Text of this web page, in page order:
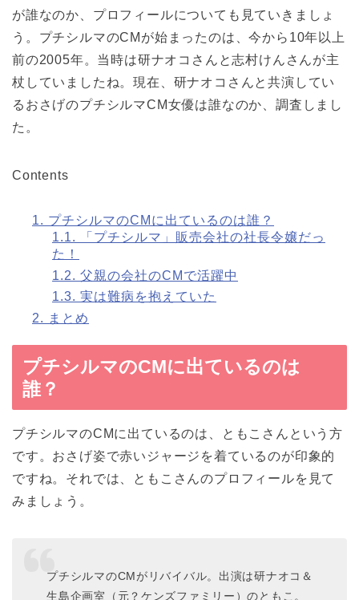
が誰なのか、プロフィールについても見ていきましょ
う。プチシルマのCMが始まったのは、今から10年以上
前の2005年。当時は研ナオコさんと志村けんさんが主
杖していましたね。現在、研ナオコさんと共演してい
るおさげのプチシルマCM女優は誰なのか、調査しまし
た。
Contents
1. プチシルマのCMに出ているのは誰？
1.1.
「プチシルマ」販売会社の社長令嬢だっ
た！
1.2. 父親の会社のCMで活躍中
1.3. 実は難病を抱えていた
2. まとめ
プチシルマのCMに出ているのは
誰？
プチシルマのCMに出ているのは、ともこさんという方
です。おさげ姿で赤いジャージを着ているのが印象的
ですね。それでは、ともこさんのプロフィールを見て
みましょう。
プチシルマのCMがリバイバル。出演は研ナオコ＆
生島企画室（元？ケンズファミリー）のともこ。